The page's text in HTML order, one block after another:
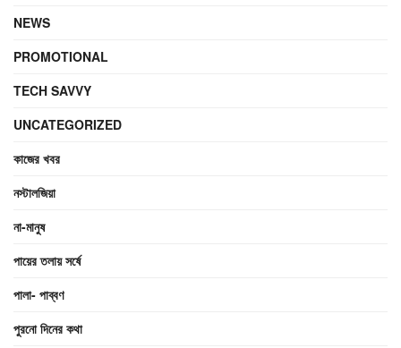
NEWS
PROMOTIONAL
TECH SAVVY
UNCATEGORIZED
কাজের খবর
নস্টালজিয়া
না-মানুষ
পায়ের তলায় সর্ষে
পালা- পাব্বণ
পুরনো দিনের কথা